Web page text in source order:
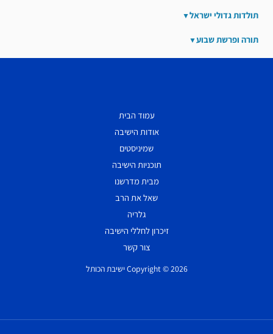
תולדות גדולי ישראל
תורה ופרשת שבוע
עמוד הבית
אודות הישיבה
שמיניסטים
תוכניות הישיבה
מבית מדרשנו
שאל את הרב
גלריה
זיכרון לחללי הישיבה
צור קשר
Copyright © 2026 ישיבת הכותל